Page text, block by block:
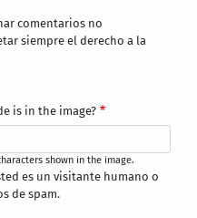
comentarios no
siempre el derecho a la
is in the image?
shown in the image.
es un visitante humano o
de spam.